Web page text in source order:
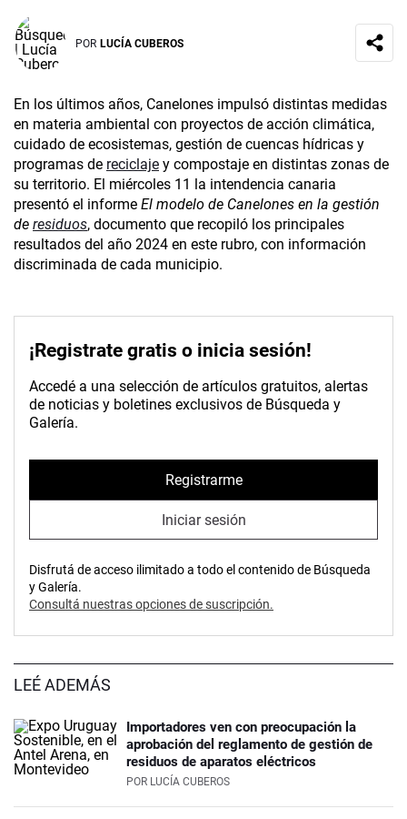
POR LUCÍA CUBEROS
En los últimos años, Canelones impulsó distintas medidas
en materia ambiental con proyectos de acción climática,
cuidado de ecosistemas, gestión de cuencas hídricas y
programas de reciclaje y compostaje en distintas zonas de
su territorio. El miércoles 11 la intendencia canaria
presentó el informe El modelo de Canelones en la gestión
de residuos, documento que recopiló los principales
resultados del año 2024 en este rubro, con información
discriminada de cada municipio.
¡Registrate gratis o inicia sesión!
Accedé a una selección de artículos gratuitos, alertas
de noticias y boletines exclusivos de Búsqueda y
Galería.
Registrarme
Iniciar sesión
Disfrutá de acceso ilimitado a todo el contenido de Búsqueda
y Galería.
Consultá nuestras opciones de suscripción.
LEÉ ADEMÁS
Importadores ven con preocupación la
aprobación del reglamento de gestión de
residuos de aparatos eléctricos
POR LUCÍA CUBEROS